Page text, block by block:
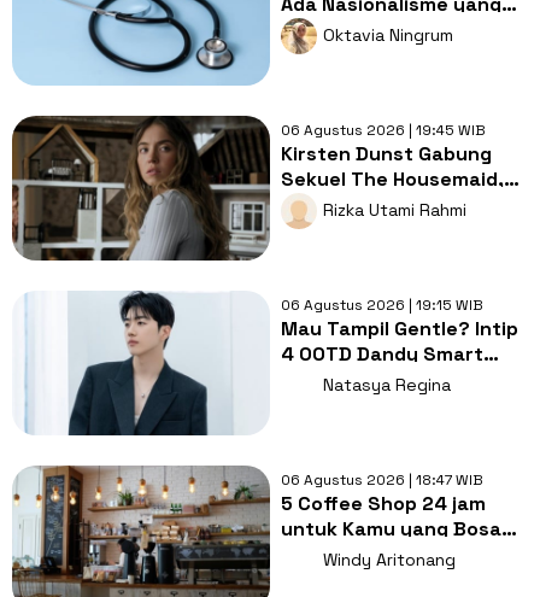
Lebih Penting dari
Kesembuhan
Oktavia Ningrum
06 Agustus 2026 | 19:45 WIB
Kirsten Dunst Gabung
Sekuel The Housemaid,
Intip Sinopsis dan Jadwal
Tayang
Rizka Utami Rahmi
06 Agustus 2026 | 19:15 WIB
Mau Tampil Gentle? Intip
4 OOTD Dandy Smart
Casual ala Kang Hoon
Natasya Regina
06 Agustus 2026 | 18:47 WIB
5 Coffee Shop 24 jam
untuk Kamu yang Bosan
Nugas di Kos
Windy Aritonang